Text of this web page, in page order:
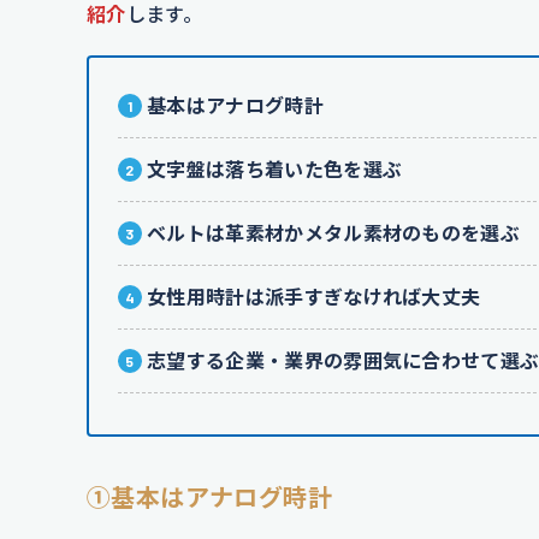
紹介 します。
基本はアナログ時計
文字盤は落ち着いた色を選ぶ
ベルトは革素材かメタル素材のものを選ぶ
女性用時計は派手すぎなければ大丈夫
志望する企業・業界の雰囲気に合わせて選ぶ
①基本はアナログ時計